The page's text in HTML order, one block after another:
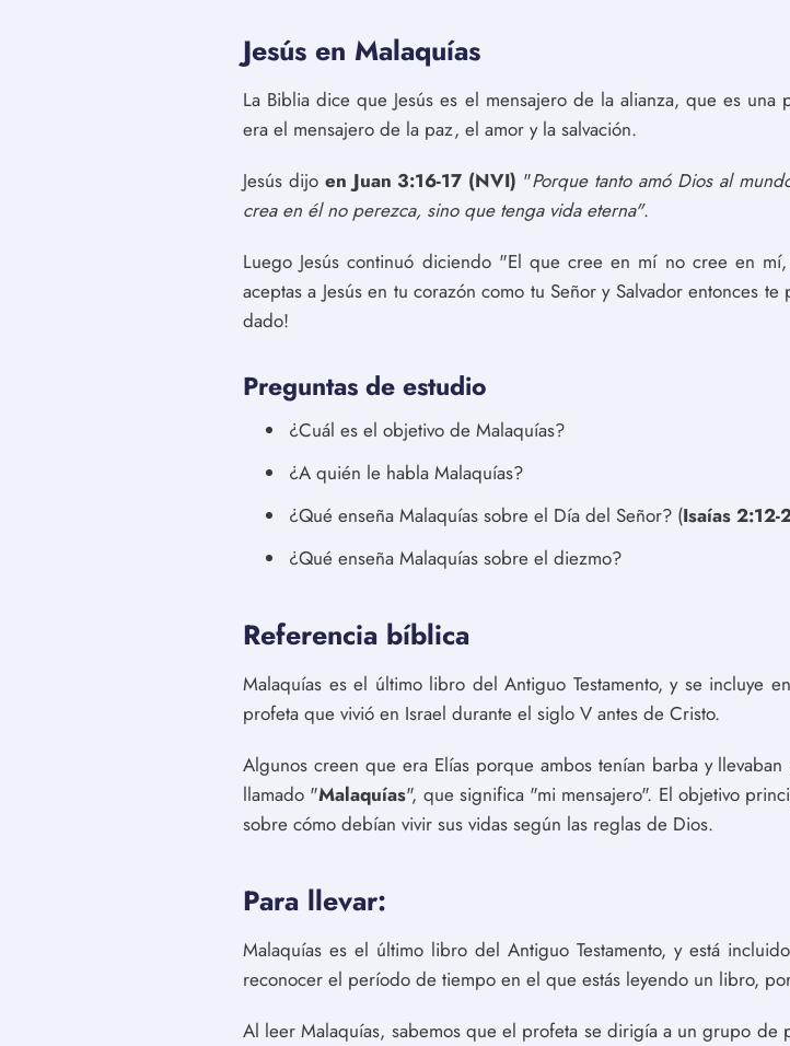
Jesús en Malaquías
La Biblia dice que Jesús es el mensajero de la alianza, que es
era el mensajero de la paz, el amor y la salvación.
Jesús dijo en Juan 3:16-17 (NVI) "Porque tanto amó Dios al
crea en él no perezca, sino que tenga vida eterna".
Luego Jesús continuó diciendo "El que cree en mí no cree en
aceptas a Jesús en tu corazón como tu Señor y Salvador entonces
dado!
Preguntas de estudio
¿Cuál es el objetivo de Malaquías?
¿A quién le habla Malaquías?
¿Qué enseña Malaquías sobre el Día del Señor? (Isaías 2:12-
¿Qué enseña Malaquías sobre el diezmo?
Referencia bíblica
Malaquías es el último libro del Antiguo Testamento, y se incluye
profeta que vivió en Israel durante el siglo V antes de Cristo.
Algunos creen que era Elías porque ambos tenían barba y
llamado "Malaquías", que significa "mi mensajero". El objetivo
sobre cómo debían vivir sus vidas según las reglas de Dios.
Para llevar:
Malaquías es el último libro del Antiguo Testamento, y está
reconocer el período de tiempo en el que estás leyendo un libro,
Al leer Malaquías, sabemos que el profeta se dirigía a un grupo de